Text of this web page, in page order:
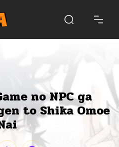
no NPC ga
to Shika Omoe